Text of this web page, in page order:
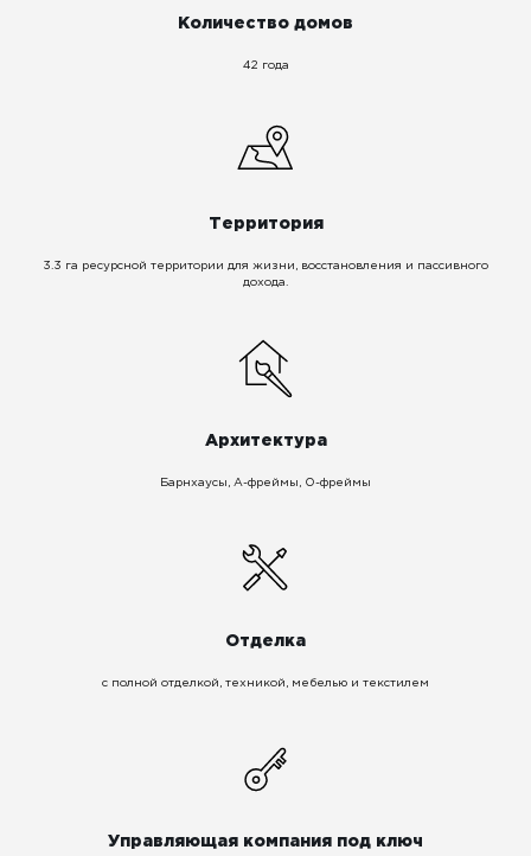
Количество домов
42 года
Территория
3.3 га ресурсной территории для жизни, восстановления и пассивного
дохода.
Архитектура
Барнхаусы, A-фреймы, О-фреймы
Отделка
с полной отделкой, техникой, мебелью и текстилем
Управляющая компания под ключ